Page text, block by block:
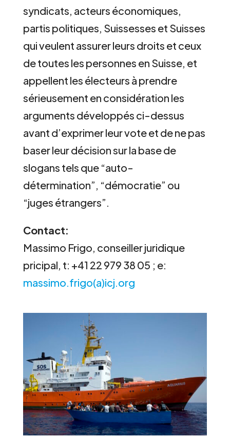
syndicats, acteurs économiques,
partis politiques, Suissesses et Suisses
qui veulent assurer leurs droits et ceux
de toutes les personnes en Suisse, et
appellent les électeurs à prendre
sérieusement en considération les
arguments développés ci-dessus
avant d’exprimer leur vote et de ne pas
baser leur décision sur la base de
slogans tels que “auto-
détermination”, “démocratie” ou
“juges étrangers”.
Contact:
Massimo Frigo, conseiller juridique
pricipal, t: +41 22 979 38 05 ; e:
massimo.frigo(a)icj.org